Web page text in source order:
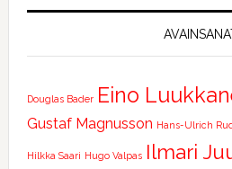
Douglas Bader Eino
Gustaf Magnusson Hans-Ulrich
Hilkka Saari Hugo Valpas Ilmari